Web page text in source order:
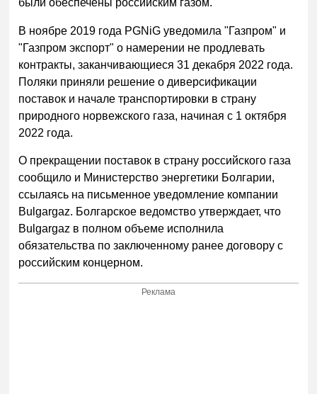
В ноябре 2019 года PGNiG уведомила "Газпром" и
"Газпром экспорт" о намерении не продлевать
контракты, заканчивающиеся 31 декабря 2022 года.
Поляки приняли решение о диверсификации
поставок и начале транспортировки в страну
природного норвежского газа, начиная с 1 октября
2022 года.
О прекращении поставок в страну российского газа
сообщило и Министерство энергетики Болгарии,
ссылаясь на письменное уведомление компании
Bulgargaz. Болгарское ведомство утверждает, что
Bulgargaz в полном объеме исполнила
обязательства по заключенному ранее договору с
российским концерном.
Реклама